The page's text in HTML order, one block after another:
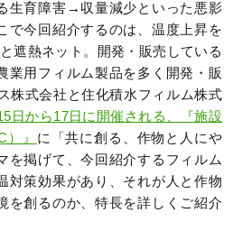
生育障害→収量減少といった悪影
で今回紹介するのは、温度上昇を
遮熱ネット。開発・販売している
業用フィルム製品を多く開発・販
株式会社と住化積水フィルム株式
日から17日に開催される、『施設
』 に「共に創る、作物と人にや
を掲げて、今回紹介するフィルム
対策効果があり、それが人と作物
を創るのか、特長を詳しくご紹介